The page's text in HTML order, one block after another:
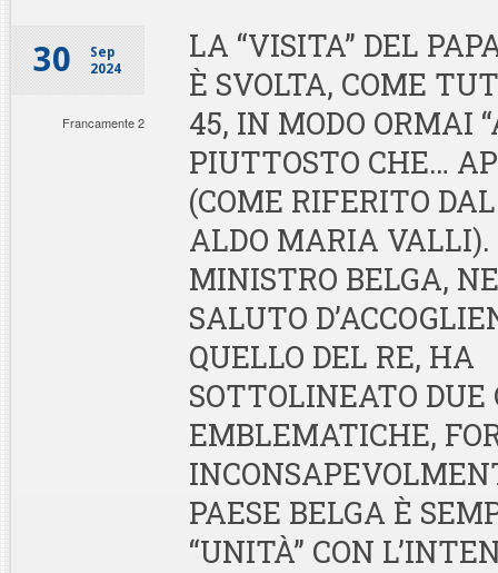
30
Sep
2024
Francamente 2
LA “VISITA” DEL
È SVOLTA, COME
45, IN MODO ORMAI
PIUTTOSTO CHE…
(COME RIFERITO
ALDO MARIA
MINISTRO BELGA,
SALUTO
QUELLO DEL RE, HA
SOTTOLINEATO DUE
EMBLEMATICHE,
PAESE BELGA È
“UNITÀ” CON